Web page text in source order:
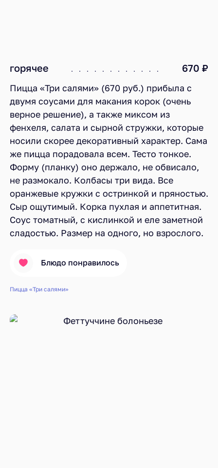
горячее 670 ₽
Пицца «Три салями» (670 руб.) прибыла с
двумя соусами для макания корок (очень
верное решение), а также миксом из
фенхеля, салата и сырной стружки, которые
носили скорее декоративный характер. Сама
же пицца порадовала всем. Тесто тонкое.
Форму (планку) оно держало, не обвисало,
не размокало. Колбасы три вида. Все
оранжевые кружки с остринкой и пряностью.
Сыр ощутимый. Корка пухлая и аппетитная.
Соус томатный, с кислинкой и еле заметной
сладостью. Размер на одного, но взрослого.
Блюдо понравилось
Пицца «Три салями»